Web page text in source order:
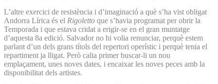
L’altre exercici de resistència i d’imaginació a què s’ha vist obligat
Andorra Lírica és el Rigoletto que s’havia programat per obrir la
Temporada i que estava cridat a erigir-se en el gran muntatge
d’aquesta 8a edició. Salvador no hi volia renunciar, perquè estem
parlant d’un dels grans títols del repertori operístic i perquè tenia el
repartiment ja lligat. Però calia primer buscar-li un nou
emplaçament, unes noves dates, i encaixar les noves peces amb la
disponibilitat dels artistes.